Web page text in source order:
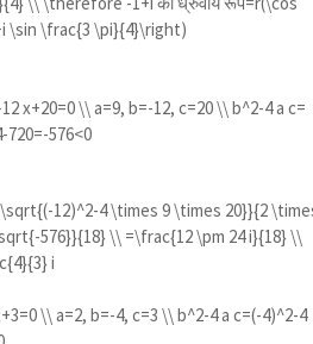
\sin \frac{3 \pi}{4}\right)
x+20=0 \\ a=9, b=-12, c=20 \\ b^2-4 a c=
576<0
12)^2-4 \times 9 \times 20}}{2
576}}{18} \\ =\frac{12 \pm 24 i}{18} \\
i
\\ a=2, b=-4, c=3 \\ b^2-4 a c=(-4)^2-4